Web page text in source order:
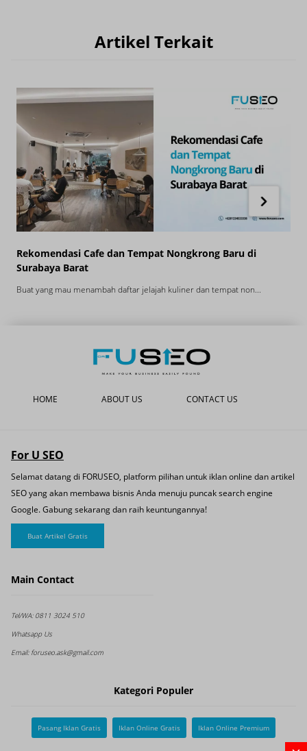
Artikel Terkait
Rekomendasi Cafe dan Tempat Nongkrong Baru di
Surabaya Barat
Buat yang mau menambah daftar jelajah kuliner dan tempat non...
HOME ABOUT US CONTACT US
For U SEO
Selamat datang di FORUSEO, platform pilihan untuk iklan online dan artikel
SEO yang akan membawa bisnis Anda menuju puncak search engine
Google. Gabung sekarang dan raih keuntungannya!
Buat Artikel Gratis
Main Contact
Tel/WA:0811 3024 510
Whatsapp Us
Email:foruseo.ask@gmail.com
Kategori Populer
Pasang Iklan Gratis Iklan Online Gratis Iklan Online Premium